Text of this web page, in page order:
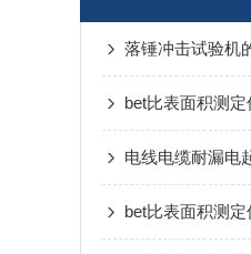
落锤冲击试验机
电线电缆耐漏电